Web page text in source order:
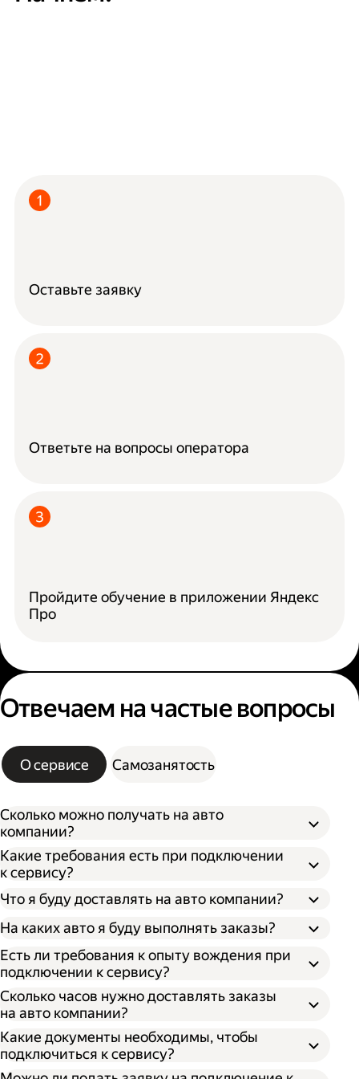
Оставьте заявку
Ответьте на вопросы оператора
Пройдите обучение в приложении Яндекс
Про
Отвечаем на частые вопросы
О сервисе Самозанятость
Сколько можно получать на авто
компании?
Какие требования есть при подключении
к сервису?
Что я буду доставлять на авто компании?
На каких авто я буду выполнять заказы?
Есть ли требования к опыту вождения при
подключении к сервису?
Сколько часов нужно доставлять заказы
на авто компании?
Какие документы необходимы, чтобы
подключиться к сервису?